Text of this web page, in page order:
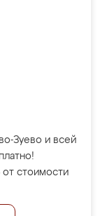
Зуево и всей
стоимости